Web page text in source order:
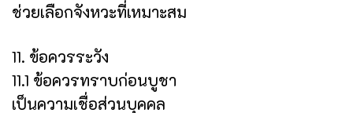
ช่วยเลือกจังหวะที่เหมาะสม
11. ข้อควรระวัง
11.1 ข้อควรทราบก่อนบูชา
เป็นความเชื่อส่วนบุคคล